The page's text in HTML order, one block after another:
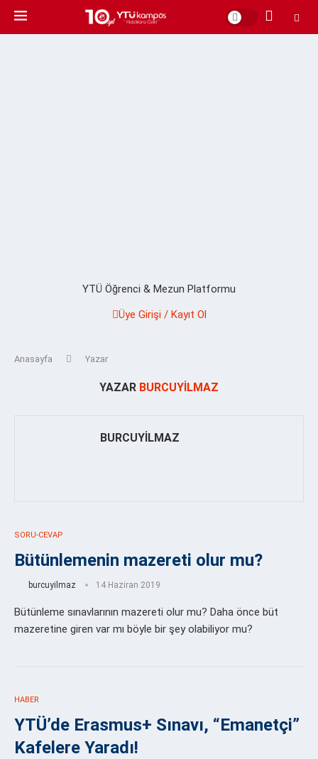
YTÜ Öğrenci & Mezun Platformu
Üye Girişi / Kayıt Ol
Anasayfa Yazar
YAZAR BURCUYILMAZ
BURCUYILMAZ
SORU-CEVAP
Bütünlemenin mazereti olur mu?
burcuyilmaz 14 Haziran 2019
Bütünleme sınavlarının mazereti olur mu? Daha önce büt
mazeretine giren var mı böyle bir şey olabiliyor mu?
HABER
YTÜ’de Erasmus+ Sınavı, “Emanetçi”
Kafelere Yaradı!